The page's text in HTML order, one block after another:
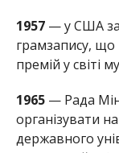
1957— у США
грамзапису, що
премій у світі
1965— Рада
організувати
державного